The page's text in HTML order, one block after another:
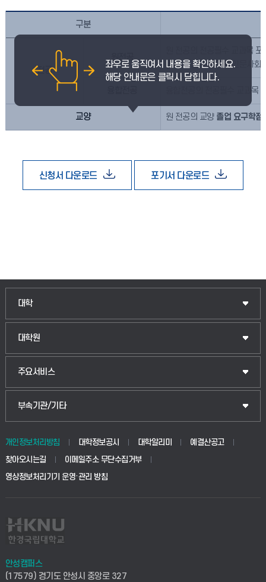
구분
전공
원전공
원 전공의 전공필수 교과목
(법학전공을 제외한 인문사
융합전공의 전공필수 교과목
교양 원 전공의 교양 졸업 요구학점
신청서 다운로드 포기서 다운로드
대학
대학원
주요서비스
부속기관/기타
개인정보처리방침 대학정보공시 대학알리미
예결산공고
찾아오시는길
이메일주소 무단수집거부
영상정보처리기기 운영·관리 방침
안성캠퍼스
(17579) 경기도 안성시 중앙로 327